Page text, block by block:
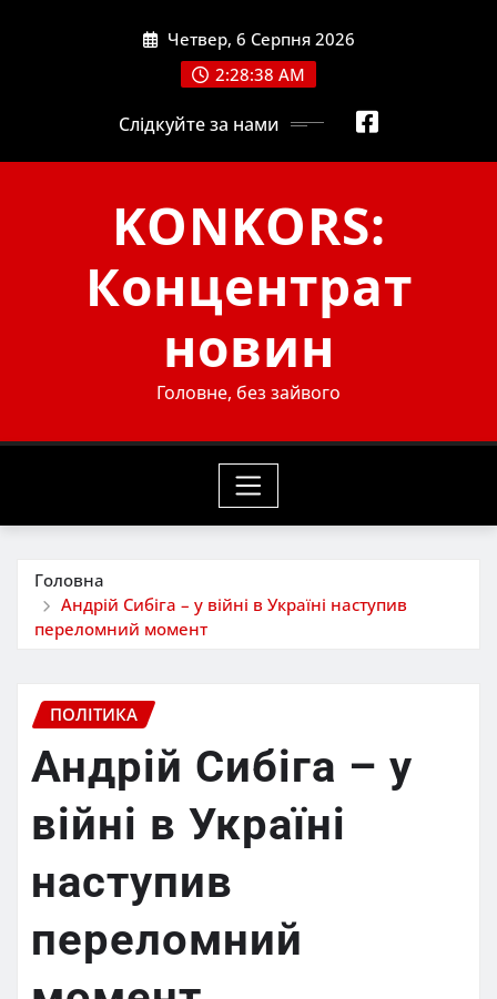
Четвер, 6 Серпня 2026
2:28:40 AM
Слідкуйте за нами
KONKORS:
Концентрат
новин
Головне, без зайвого
Головна
Андрій Сибіга – у війні в Україні наступив
переломний момент
ПОЛІТИКА
Андрій Сибіга – у
війні в Україні
наступив
переломний